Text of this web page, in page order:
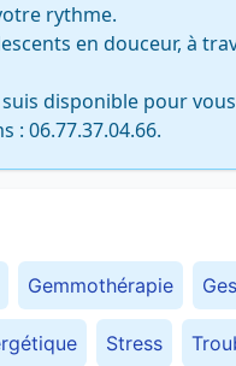
rythme.
en douceur, à
disponible pour
: 06.77.37.04.66.
Gemmothérapie
Stress